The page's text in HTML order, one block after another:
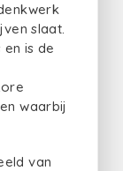
slaat.
is de
waarbij
van